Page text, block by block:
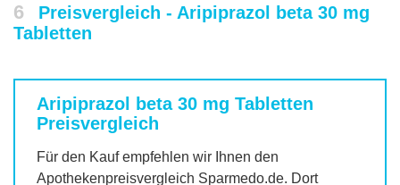
6
Preisvergleich - Aripiprazol beta 30 mg
Tabletten
Aripiprazol beta 30 mg Tabletten
Preisvergleich
Für den Kauf empfehlen wir Ihnen den
Apothekenpreisvergleich Sparmedo.de. Dort